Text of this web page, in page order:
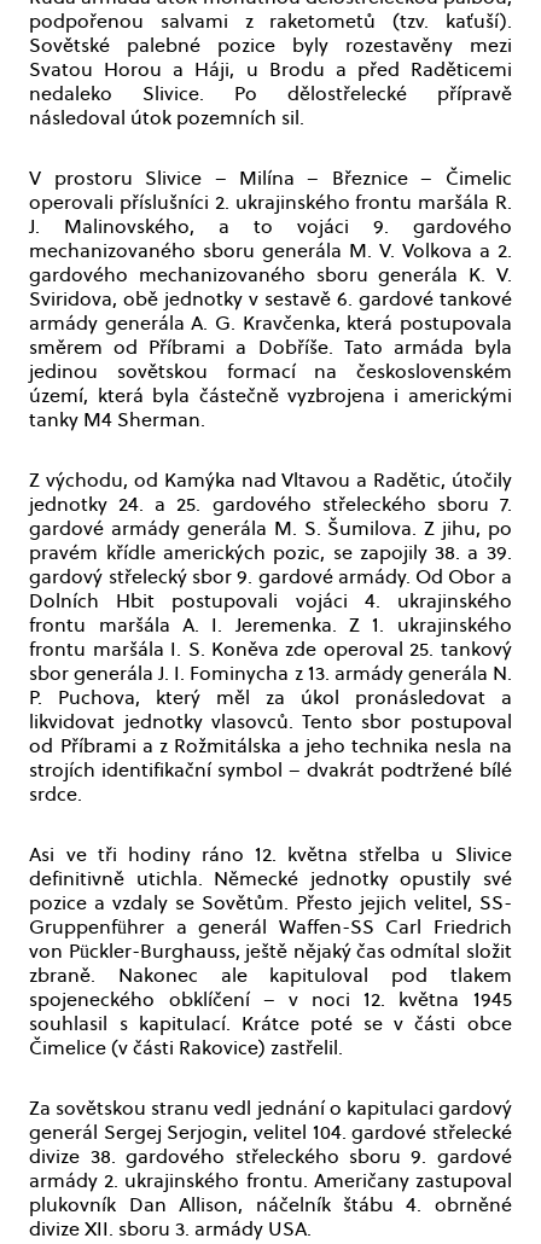
podpořenou salvami z raketometů (tzv. kaťuší).
Sovětské palebné pozice byly rozestavěny mezi
Svatou Horou a Háji, u Brodu a před Raděticemi
nedaleko Slivice. Po dělostřelecké přípravě
následoval útok pozemních sil.
V prostoru Slivice – Milína – Březnice – Čimelic
operovali příslušníci 2. ukrajinského frontu maršála R.
J. Malinovského, a to vojáci 9. gardového
mechanizovaného sboru generála M. V. Volkova a 2.
gardového mechanizovaného sboru generála K. V.
Sviridova, obě jednotky v sestavě 6. gardové tankové
armády generála A. G. Kravčenka, která postupovala
směrem od Příbrami a Dobříše. Tato armáda byla
jedinou sovětskou formací na československém
území, která byla částečně vyzbrojena i americkými
tanky M4 Sherman.
Z východu, od Kamýka nad Vltavou a Radětic, útočily
jednotky 24. a 25. gardového střeleckého sboru 7.
gardové armády generála M. S. Šumilova. Z jihu, po
pravém křídle amerických pozic, se zapojily 38. a 39.
gardový střelecký sbor 9. gardové armády. Od Obor a
Dolních Hbit postupovali vojáci 4. ukrajinského
frontu maršála A. I. Jeremenka. Z 1. ukrajinského
frontu maršála I. S. Koněva zde operoval 25. tankový
sbor generála J. I. Fominycha z 13. armády generála N.
P. Puchova, který měl za úkol pronásledovat a
likvidovat jednotky vlasovců. Tento sbor postupoval
od Příbrami a z Rožmitálska a jeho technika nesla na
strojích identifikační symbol – dvakrát podtržené bílé
srdce.
Asi ve tři hodiny ráno 12. května střelba u Slivice
definitivně utichla. Německé jednotky opustily své
pozice a vzdaly se Sovětům. Přesto jejich velitel, SS-
Gruppenführer a generál Waffen-SS Carl Friedrich
von Pückler-Burghauss, ještě nějaký čas odmítal složit
zbraně. Nakonec ale kapituloval pod tlakem
spojeneckého obklíčení – v noci 12. května 1945
souhlasil s kapitulací. Krátce poté se v části obce
Čimelice (v části Rakovice) zastřelil.
Za sovětskou stranu vedl jednání o kapitulaci gardový
generál Sergej Serjogin, velitel 104. gardové střelecké
divize 38. gardového střeleckého sboru 9. gardové
armády 2. ukrajinského frontu. Američany zastupoval
plukovník Dan Allison, náčelník štábu 4. obrněné
divize XII. sboru 3. armády USA.